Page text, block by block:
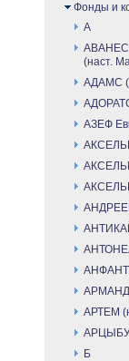
Фонды и
А
(наст.
АДАМС
АЗЕФ
АРМАНД
АРТЕМ
Б